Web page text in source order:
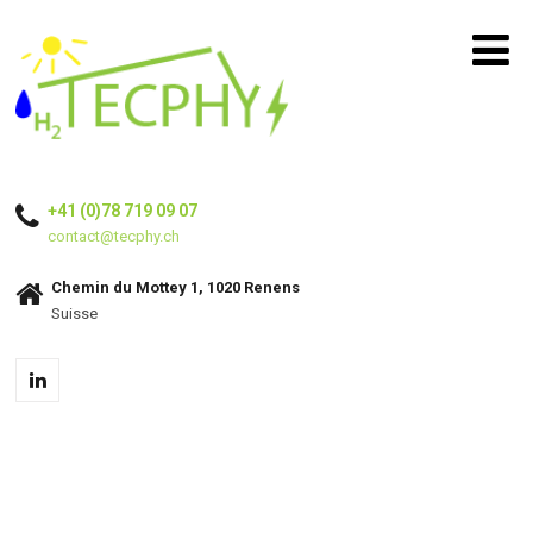
+41 (0)78 719 09 07
contact@tecphy.ch
Chemin du Mottey 1, 1020 Renens
Suisse